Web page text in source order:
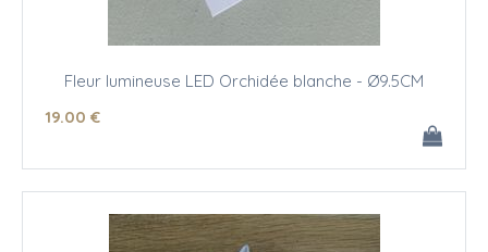
Fleur lumineuse LED Orchidée blanche - Ø9.5CM
19.00 €